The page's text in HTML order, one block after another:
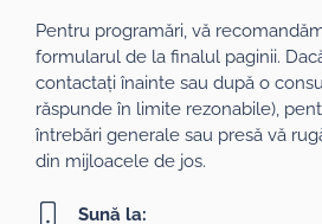
Pentru programări, vă
formularul de la finalul paginii.
contactați înainte sau după o
răspunde în limite rezonabile),
întrebări generale sau presă vă
din mijloacele de jos.
Sună la: